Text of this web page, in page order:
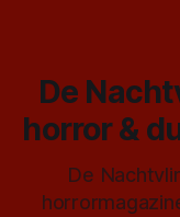
De
horror &
De